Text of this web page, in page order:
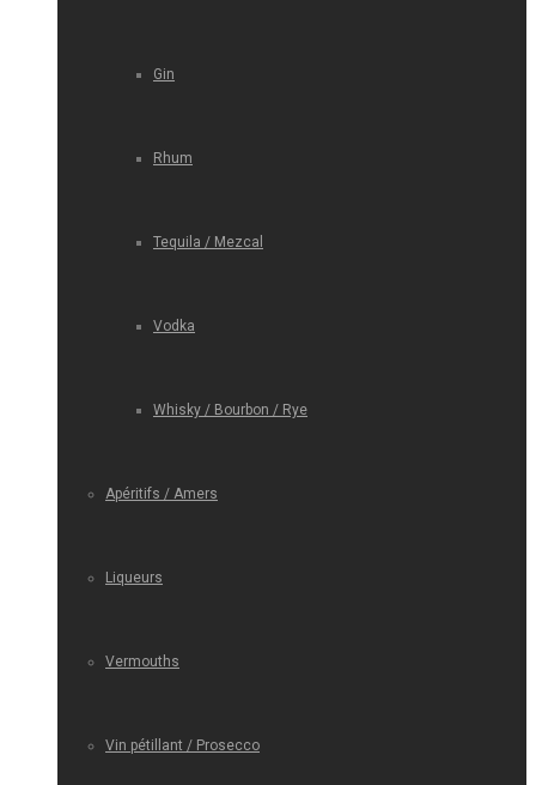
Gin
Rhum
Tequila / Mezcal
Vodka
Whisky / Bourbon / Rye
Apéritifs / Amers
Liqueurs
Vermouths
Vin pétillant / Prosecco